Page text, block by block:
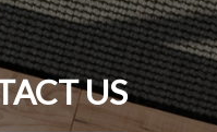
US